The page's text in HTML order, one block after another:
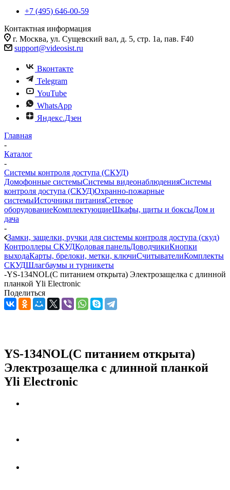
+7 (495) 646-00-59
Контактная информация
г. Москва, ул. Сущевский вал, д. 5, стр. 1а, пав. F40
support@videosist.ru
Вконтакте
Telegram
YouTube
WhatsApp
Яндекс.Дзен
Главная
-
Каталог
-
Системы контроля доступа (СКУД)
Домофонные системыСистемы видеонаблюденияСистемы
контроля доступа (СКУД)Охранно-пожарные
системыИсточники питанияСетевое
оборудованиеКомплектующиеШкафы, щиты и боксыДом и
дача
-
Замки, защелки, ручки для системы контроля доступа (скуд)
Контроллеры СКУДКодовая панельДоводчикиКнопки
выходаКарты, брелоки, метки, ключиСчитывателиКомплекты
СКУДШлагбаумы и турникеты
-YS-134NOL(С питанием открыта) Электрозащелка с длинной
планкой Yli Electronic
Поделиться
YS-134NOL(С питанием открыта)
Электрозащелка с длинной планкой
Yli Electronic